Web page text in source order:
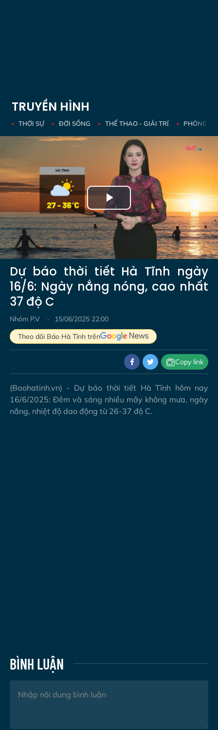
TRUYỀN HÌNH
THỜI SỰ ĐỜI SỐNG THỂ THAO - GIẢI TRÍ PHÓNG
Play
Video
Dự báo thời tiết Hà Tĩnh ngày
16/6: Ngày nắng nóng, cao nhất
37 độ C
Nhóm P.V
15/06/2025 22:00
Theo dõi Báo Hà Tĩnh trên
Copy link
(Baohatinh.vn) - Dự báo thời tiết Hà Tĩnh hôm nay
16/6/2025: Đêm và sáng nhiều mây không mưa, ngày
nắng, nhiệt độ dao động từ 26-37 độ C.
BÌNH LUẬN